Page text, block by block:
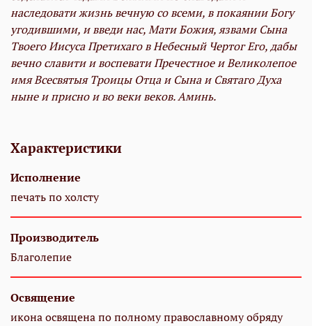
наследовати жизнь вечную со всеми, в покаянии Богу
угодившими, и введи нас, Мати Божия, язвами Сына
Твоего Иисуса Претихаго в Небесный Чертог Его, дабы
вечно славити и воспевати Пречестное и Великолепое
имя Всесвятыя Троицы Отца и Сына и Святаго Духа
ныне и присно и во веки веков. Аминь.
Характеристики
Исполнение
печать по холсту
Производитель
Благолепие
Освящение
икона освящена по полному православному обряду